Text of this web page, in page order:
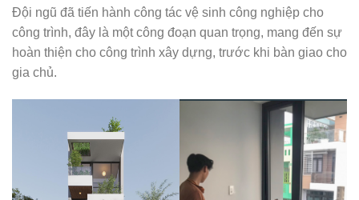
Đội ngũ đã tiến hành công tác vệ sinh công nghiệp cho
công trình, đây là một công đoạn quan trọng, mang đến sự
hoàn thiện cho công trình xây dựng, trước khi bàn giao cho
gia chủ.